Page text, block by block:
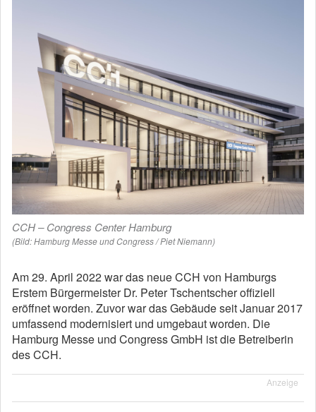
CCH – Congress Center Hamburg
(Bild: Hamburg Messe und Congress / Piet Niemann)
Am 29. April 2022 war das neue CCH von Hamburgs
Erstem Bürgermeister Dr. Peter Tschentscher offiziell
eröffnet worden. Zuvor war das Gebäude seit Januar 2017
umfassend modernisiert und umgebaut worden. Die
Hamburg Messe und Congress GmbH ist die Betreiberin
des CCH.
Anzeige